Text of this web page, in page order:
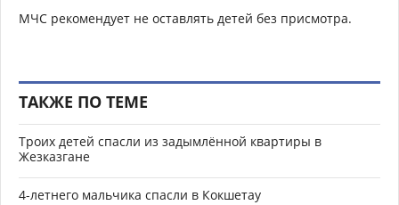
МЧС рекомендует не оставлять детей без присмотра.
ТАКЖЕ ПО ТЕМЕ
Троих детей спасли из задымлённой квартиры в
Жезказгане
4-летнего мальчика спасли в Кокшетау